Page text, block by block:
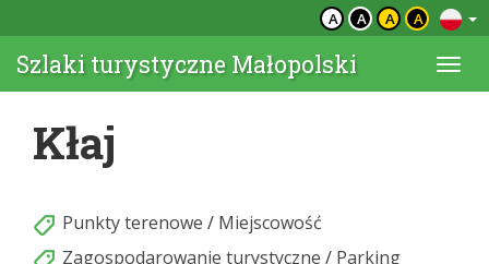
A A A A
Szlaki turystyczne Małopolski
Kłaj
Punkty terenowe / Miejscowość
Zagospodarowanie turystyczne / Parking